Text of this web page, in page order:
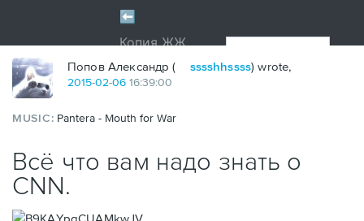
Попов Александр ( sssshhssss) wrote,
2015-02-06 16:39:00
MUSIC: Pantera - Mouth for War
Всё что вам надо знать о
CNN.